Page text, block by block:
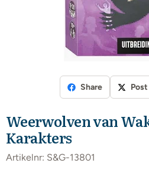
Share Post
Weerwolven van
Karakters
Artikelnr: S&G-13801